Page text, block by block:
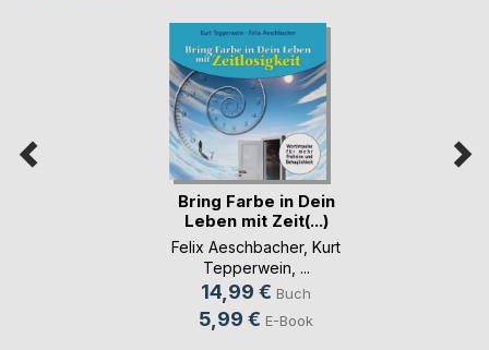
Bring Farbe in Dein
Leben mit Zeit(...)
Felix Aeschbacher, Kurt
Tepperwein , ...
14,99 € Buch
5,99 € E-Book